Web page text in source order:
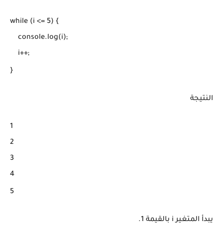
while (i <= 5) {
    console.log(i);
    i++;
}
النتيجة
1
2
3
4
5
يبدأ المتغير i بالقيمة 1.